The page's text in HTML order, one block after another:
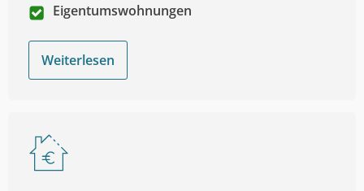
Eigentumswohnungen
Weiterlesen